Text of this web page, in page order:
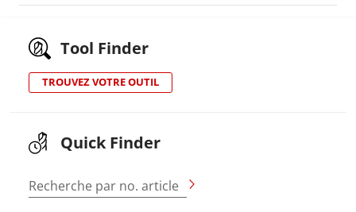
Tool Finder
TROUVEZ VOTRE OUTIL
Quick Finder
Recherche par no. article